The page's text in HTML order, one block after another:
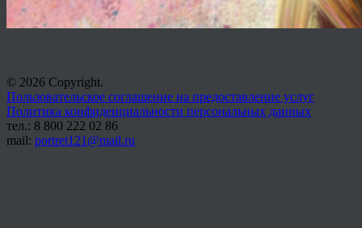
© 2026 Copyright.
Пользовательское соглашение на предоставление услуг
Политика конфиденциальности персональных данных
тел.: 8 800 222 02 86
mail: portret121@mail.ru